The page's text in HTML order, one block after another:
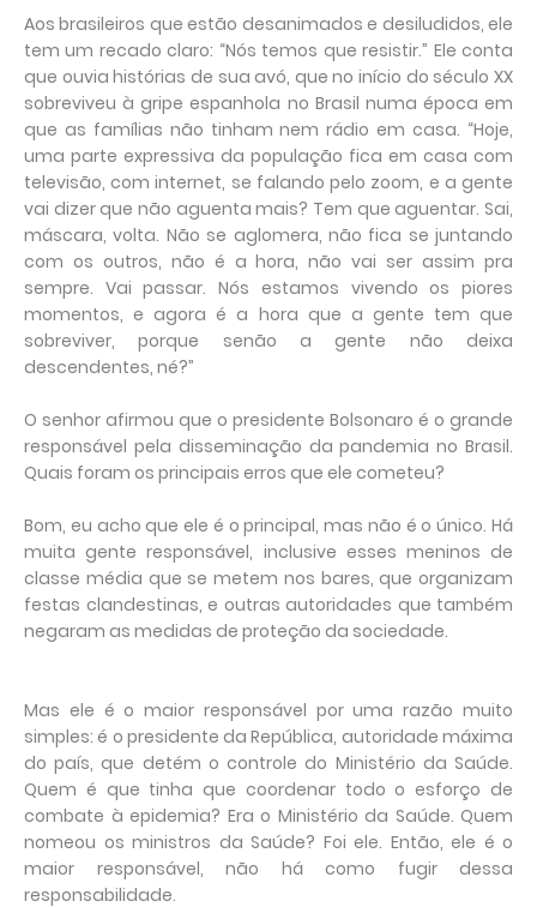
Aos brasileiros que estão desanimados e desiludidos, ele
tem um recado claro: “Nós temos que resistir.” Ele conta
que ouvia histórias de sua avó, que no início do século XX
sobreviveu à gripe espanhola no Brasil numa época em
que as famílias não tinham nem rádio em casa. “Hoje,
uma parte expressiva da população fica em casa com
televisão, com internet, se falando pelo zoom, e a gente
vai dizer que não aguenta mais? Tem que aguentar. Sai,
máscara, volta. Não se aglomera, não fica se juntando
com os outros, não é a hora, não vai ser assim pra
sempre. Vai passar. Nós estamos vivendo os piores
momentos, e agora é a hora que a gente tem que
sobreviver, porque senão a gente não deixa
descendentes, né?”
O senhor afirmou que o presidente Bolsonaro é o grande
responsável pela disseminação da pandemia no Brasil.
Quais foram os principais erros que ele cometeu?
Bom, eu acho que ele é o principal, mas não é o único. Há
muita gente responsável, inclusive esses meninos de
classe média que se metem nos bares, que organizam
festas clandestinas, e outras autoridades que também
negaram as medidas de proteção da sociedade.
Mas ele é o maior responsável por uma razão muito
simples: é o presidente da República, autoridade máxima
do país, que detém o controle do Ministério da Saúde.
Quem é que tinha que coordenar todo o esforço de
combate à epidemia? Era o Ministério da Saúde. Quem
nomeou os ministros da Saúde? Foi ele. Então, ele é o
maior responsável, não há como fugir dessa
responsabilidade.